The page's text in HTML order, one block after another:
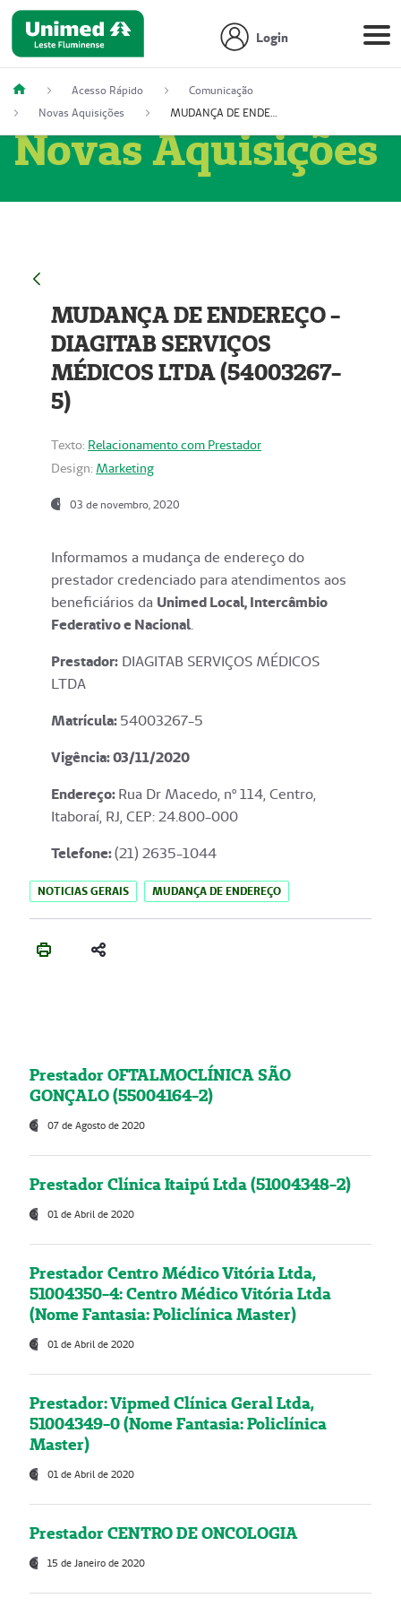
Login
Acesso Rápido
Comunicação
Novas Aquisições
MUDANÇA DE ENDEREÇO - DIAGITAB SERVIÇOS MÉDICOS LTDA (54003267-5)
Novas Aquisições
MUDANÇA DE ENDEREÇO -
DIAGITAB SERVIÇOS
MÉDICOS LTDA (54003267-
5)
Texto: Relacionamento com Prestador
Design: Marketing
03 de novembro, 2020
Informamos a mudança de endereço do
prestador credenciado para atendimentos aos
beneficiários da Unimed Local, Intercâmbio
Federativo e Nacional.
Prestador: DIAGITAB SERVIÇOS MÉDICOS
LTDA
Matrícula:54003267-5
Vigência: 03/11/2020
Endereço:Rua Dr Macedo, nº 114, Centro,
Itaboraí, RJ, CEP: 24.800-000
Telefone:(21) 2635-1044
NOTICIAS GERAIS MUDANÇA DE ENDEREÇO
Prestador OFTALMOCLÍNICA SÃO
GONÇALO (55004164-2)
07 de Agosto de 2020
Prestador Clínica Itaipú Ltda (51004348-2)
01 de Abril de 2020
Prestador Centro Médico Vitória Ltda,
51004350-4: Centro Médico Vitória Ltda
(Nome Fantasia: Policlínica Master)
01 de Abril de 2020
Prestador: Vipmed Clínica Geral Ltda,
51004349-0 (Nome Fantasia: Policlínica
Master)
01 de Abril de 2020
Prestador CENTRO DE ONCOLOGIA
15 de Janeiro de 2020